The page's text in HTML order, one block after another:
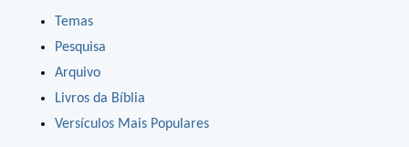
Temas
Pesquisa
Arquivo
Livros da Bíblia
Versículos Mais Populares